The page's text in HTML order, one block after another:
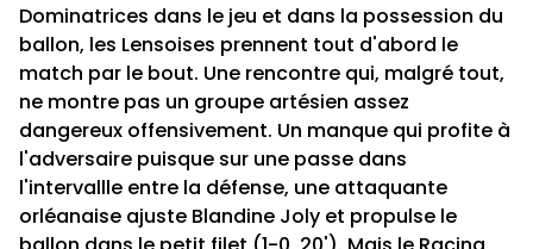
Dominatrices dans le jeu et dans la possession du
ballon, les Lensoises prennent tout d'abord le
match par le bout. Une rencontre qui, malgré tout,
ne montre pas un groupe artésien assez
dangereux offensivement. Un manque qui profite à
l'adversaire puisque sur une passe dans
l'intervallle entre la défense, une attaquante
orléanaise ajuste Blandine Joly et propulse le